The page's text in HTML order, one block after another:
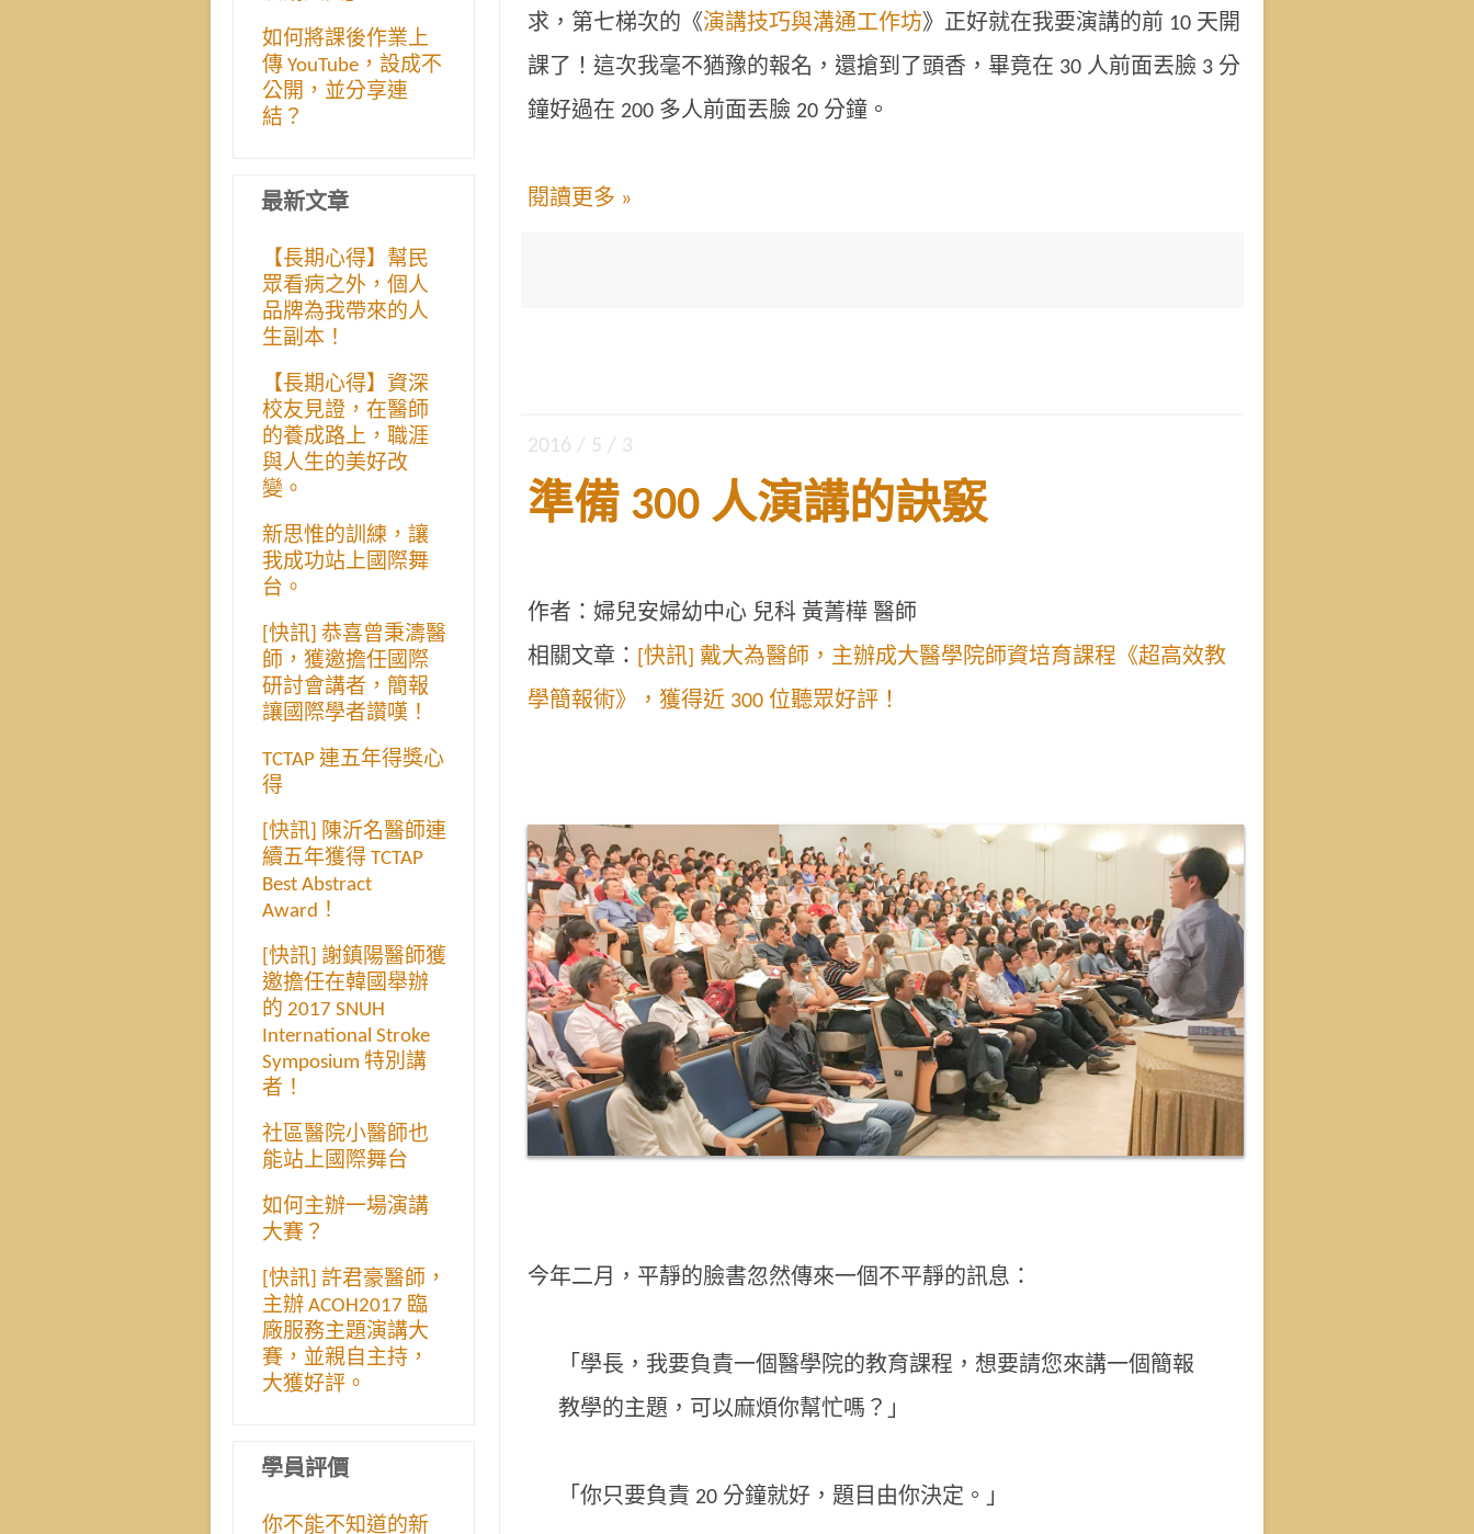
求，第七梯次的《演講技巧與溝通工作坊》正好就在我要演講的前 10 天開
課了！這次我毫不猶豫的報名，還搶到了頭香，畢竟在 30 人前面丟臉 3 分
鐘好過在 200 多人前面丟臉 20 分鐘。
閱讀更多 »
2016 / 5 / 3
準備 300 人演講的訣竅
作者：婦兒安婦幼中心 兒科 黃菁樺 醫師
相關文章：
[快訊] 戴大為醫師，主辦成大醫學院師資培育課程《超高效教
學簡報術》，獲得近 300 位聽眾好評！
今年二月，平靜的臉書忽然傳來一個不平靜的訊息：
「學長，我要負責一個醫學院的教育課程，想要請您來講一個簡報
教學的主題，可以麻煩你幫忙嗎？」
「你只要負責 20 分鐘就好，題目由你決定。」
如何將課後作業上
傳 YouTube，設成不
公開，並分享連
結？
最新文章
【長期心得】幫民
眾看病之外，個人
品牌為我帶來的人
生副本！
【長期心得】資深
校友見證，在醫師
的養成路上，職涯
與人生的美好改
變。
新思惟的訓練，讓
我成功站上國際舞
台。
[快訊] 恭喜曾秉濤醫
師，獲邀擔任國際
研討會講者，簡報
讓國際學者讚嘆！
TCTAP 連五年得獎心
得
[快訊] 陳沂名醫師連
續五年獲得 TCTAP
Best Abstract
Award！
[快訊] 謝鎮陽醫師獲
邀擔任在韓國舉辦
的 2017 SNUH
International Stroke
Symposium 特別講
者！
社區醫院小醫師也
能站上國際舞台
如何主辦一場演講
大賽？
[快訊] 許君豪醫師，
主辦 ACOH2017 臨
廠服務主題演講大
賽，並親自主持，
大獲好評。
學員評價
你不能不知道的新